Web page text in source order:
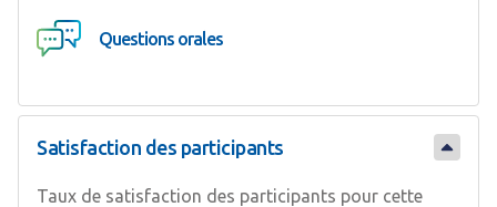
Questions orales
Satisfaction des participants
Taux de satisfaction des participants pour cette